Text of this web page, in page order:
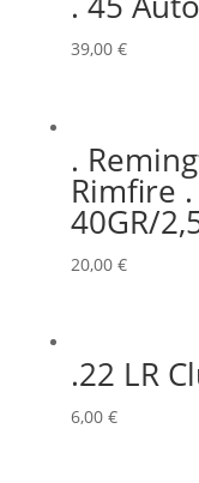
39,00 €
.
Rimfire
40GR/
20,00 €
.22 LR
6,00 €